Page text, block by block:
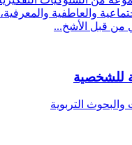
والعاطفية
من قبل الأشخ...
للشخصية
التربوية